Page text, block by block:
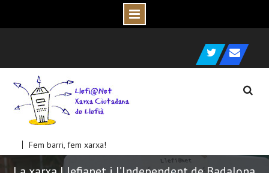
TwitterC
o
r
r
e
u
el
e
c
t
r
ò
n
i
c
Fem barri, fem xarxa!